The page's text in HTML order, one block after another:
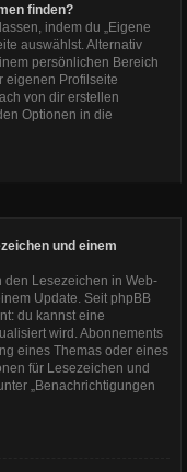
finden?
indem du „Eigene
auswählst. Alternativ
persönlichen Bereich
eigenen Profilseite
von dir erstellen
Optionen in die
und einem
den Lesezeichen in Web-
Update. Seit phpBB
du kannst eine
wird. Abonnements
eines Themas oder eines
für Lesezeichen und
„Benachrichtigungen